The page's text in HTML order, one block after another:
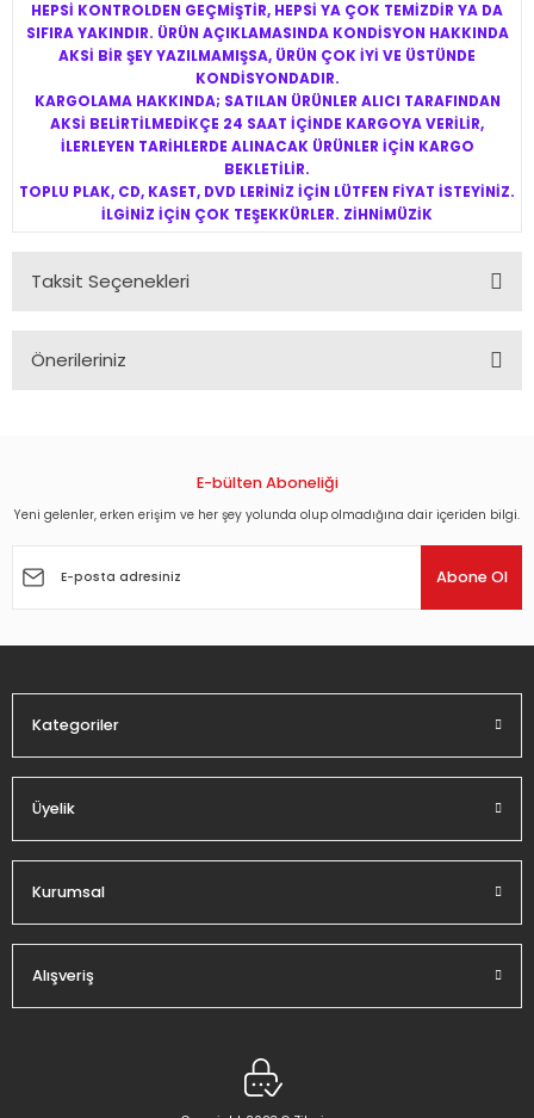
HEPSİ KONTROLDEN GEÇMİŞTİR, HEPSİ YA ÇOK TEMİZDİR YA DA
SIFIRA YAKINDIR. ÜRÜN AÇIKLAMASINDA KONDİSYON HAKKINDA
AKSİ BİR ŞEY YAZILMAMIŞSA, ÜRÜN ÇOK İYİ VE ÜSTÜNDE
KONDİSYONDADIR.
KARGOLAMA HAKKINDA; SATILAN ÜRÜNLER ALICI TARAFINDAN
AKSİ BELİRTİLMEDİKÇE 24 SAAT İÇİNDE KARGOYA VERİLİR,
İLERLEYEN TARİHLERDE ALINACAK ÜRÜNLER İÇİN KARGO
BEKLETİLİR.
TOPLU PLAK, CD, KASET, DVD LERİNİZ İÇİN LÜTFEN FİYAT İSTEYİNİZ.
İLGİNİZ İÇİN ÇOK TEŞEKKÜRLER. ZİHNİMÜZİK
Taksit Seçenekleri
Önerileriniz
Görüş ve önerileriniz için teşekkür ederiz.
Ürün açıklamasında eksik bilgiler bulunuyor.
E-bülten Aboneliği
Yeni gelenler, erken erişim ve her şey yolunda olup olmadığına dair içeriden bilgi.
Abone Ol
Kategoriler
Üyelik
Kurumsal
Alışveriş